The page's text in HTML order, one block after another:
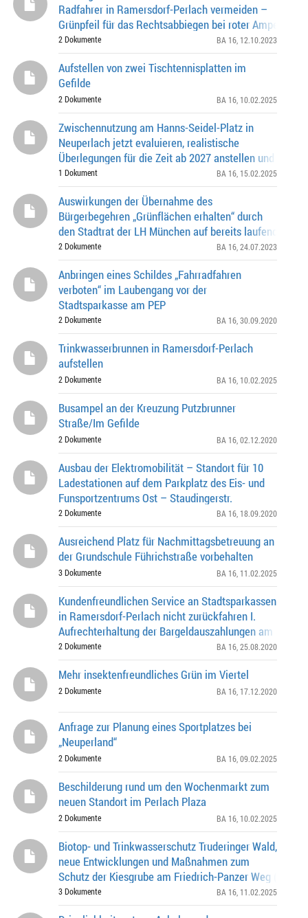
Radfahrer in Ramersdorf-Perlach vermeiden –
Grünpfeil für das Rechtsabbiegen bei roter Ampel
2 Dokumente BA 16 , 12.10.2023
Aufstellen von zwei Tischtennisplatten im
Gefilde
2 Dokumente BA 16 , 10.02.2025
Zwischennutzung am Hanns-Seidel-Platz in
Neuperlach jetzt evaluieren, realistische
Überlegungen für die Zeit ab 2027 anstellen und
Weichen für die erforderlichen Planungen stellen
1 Dokument BA 16 , 15.02.2025
Auswirkungen der Übernahme des
Bürgerbegehren „Grünflächen erhalten“ durch
den Stadtrat der LH München auf bereits laufende
Bauprojektplanungen im Stadtbezirk 16
2 Dokumente BA 16 , 24.07.2023
Anbringen eines Schildes „Fahrradfahren
verboten“ im Laubengang vor der
Stadtsparkasse am PEP
2 Dokumente BA 16 , 30.09.2020
Trinkwasserbrunnen in Ramersdorf-Perlach
aufstellen
2 Dokumente BA 16 , 10.02.2025
Busampel an der Kreuzung Putzbrunner
Straße/Im Gefilde
2 Dokumente BA 16 , 02.12.2020
Ausbau der Elektromobilität – Standort für 10
Ladestationen auf dem Parkplatz des Eis- und
Funsportzentrums Ost – Staudingerstr.
2 Dokumente BA 16 , 18.09.2020
Ausreichend Platz für Nachmittagsbetreuung an
der Grundschule Führichstraße vorbehalten
3 Dokumente BA 16 , 11.02.2025
Kundenfreundlichen Service an Stadtsparkassen
in Ramersdorf-Perlach nicht zurückfahren I.
Aufrechterhaltung der Bargeldauszahlungen am
2 Dokumente BA 16 , 25.08.2020
Mehr insektenfreundliches Grün im Viertel
2 Dokumente BA 16 , 17.12.2020
Anfrage zur Planung eines Sportplatzes bei
„Neuperland“
2 Dokumente BA 16 , 09.02.2025
Beschilderung rund um den Wochenmarkt zum
neuen Standort im Perlach Plaza
2 Dokumente BA 16 , 10.02.2025
Biotop- und Trinkwasserschutz Truderinger Wald,
neue Entwicklungen und Maßnahmen zum
Schutz der Kiesgrube am Friedrich-Panzer Weg
des Antrags)
3 Dokumente BA 16 , 11.02.2025